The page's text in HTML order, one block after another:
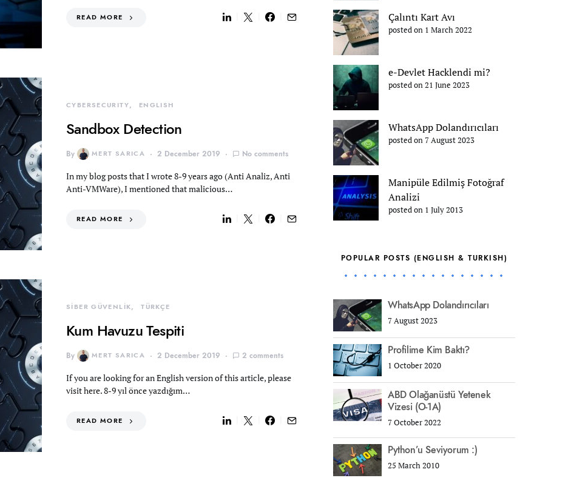
READ MORE
CYBERSECURITY ENGLISH
Sandbox Detection
By MERT SARICA 2 December 2019 No comments
In my blog posts that I wrote 8-9 years ago (Anti Analiz, Anti
Anti-VMWare), I mentioned that malicious…
READ MORE
SİBER GÜVENLİK TÜRKÇE
Kum Havuzu Tespiti
By MERT SARICA 2 December 2019 2 comments
If you are looking for an English version of this article, please
visit here. 8-9 yıl önce yazdığım…
READ MORE
Çalıntı Kart Avı
posted on 1 March 2022
e-Devlet Hacklendi mi?
posted on 21 June 2023
WhatsApp Dolandırıcıları
posted on 7 August 2023
Manipüle Edilmiş Fotoğraf
Analizi
posted on 1 July 2013
POPULAR POSTS (ENGLISH & TURKISH)
WhatsApp Dolandırıcıları
7 August 2023
Profilime Kim Baktı?
1 October 2020
ABD Olağanüstü Yetenek
Vizesi (O-1A)
7 October 2022
Python’u Seviyorum :)
25 March 2010